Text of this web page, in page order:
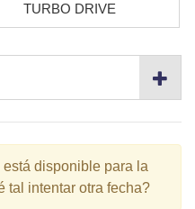
TURBO DRIVE
disponible para la
tal intentar otra fecha?